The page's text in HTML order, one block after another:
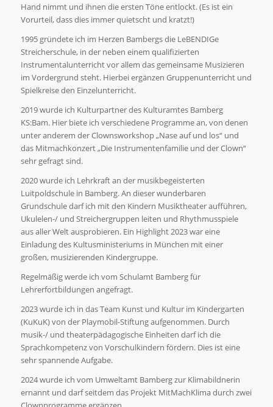
Hand nimmt und ihnen die ersten Töne entlockt. (Es ist ein
Vorurteil, dass dies immer quietscht und kratzt!)
1995 gründete ich im Herzen Bambergs die LeBENDIGe
Streicherschule, in der neben einem qualifizierten
Instrumentalunterricht vor allem das gemeinsame Musizieren
im Vordergrund steht. Hierbei ergänzen Gruppenunterricht und
Spielkreise den Einzelunterricht.
2019 wurde ich Kulturpartner des Kulturamtes Bamberg
KS:Bam. Hier biete ich verschiedene Programme an, von denen
unter anderem der Clownsworkshop „Nase auf und los“ und
das Mitmachkonzert „Die Instrumentenfamilie und der Clown“
sehr gefragt sind.
2020 wurde ich Lehrkraft an der musikbegeisterten
Luitpoldschule in Bamberg. An dieser wunderbaren
Grundschule darf ich mit den Kindern Musiktheater aufführen,
Ukulelen-/ und Streichergruppen leiten und Rhythmusspiele
aus aller Welt ausprobieren. Ein Highlight 2023 war eine
Einladung des Kultusministeriums in München mit einer
großen, musizierenden Kindergruppe.
Regelmäßig werde ich vom Schulamt Bamberg für
Lehrerfortbildungen angefragt.
2023 wurde ich in das Team Kunst und Kultur im Kindergarten
(KuKuK) von der Playmobil-Stiftung aufgenommen. Durch
musik-/ und theaterpädagogische Einheiten darf ich die
Sprachkompetenz von Vorschulkindern fördern. Dies ist eine
sehr spannende Aufgabe.
2024 wurde ich vom Umweltamt Bamberg zur Klimabildnerin
ernannt und darf seitdem das Projekt MitMachKlima durch zwei